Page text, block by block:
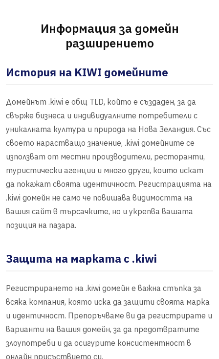
Информация за домейн
разширението
История на KIWI домейните
Домейнът .kiwi е общ TLD, който е създаден, за да
свърже бизнеса и индивидуалните потребители с
уникалната култура и природа на Нова Зеландия. Със
своето нарастващо значение, .kiwi домейните се
използват от местни производители, ресторанти,
туристически агенции и много други, които искат
да покажат своята идентичност. Регистрацията на
.kiwi домейн не само че повишава видимостта на
вашия сайт в търсачките, но и укрепва вашата
позиция на пазара.
Защита на марката с .kiwi
Регистрирането на .kiwi домейн е важна стъпка за
всяка компания, която иска да защити своята марка
и идентичност. Препоръчваме ви да регистрирате и
варианти на вашия домейн, за да предотвратите
злоупотреби и да осигурите консистентност в
онлайн присъствието си.